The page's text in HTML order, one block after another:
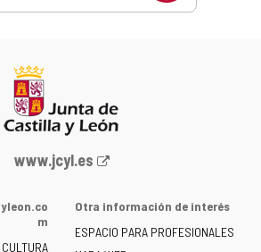
Portal
la
www.jcyl.es
m
Otra información de interés
ESPACIO PARA PROFESIONALES